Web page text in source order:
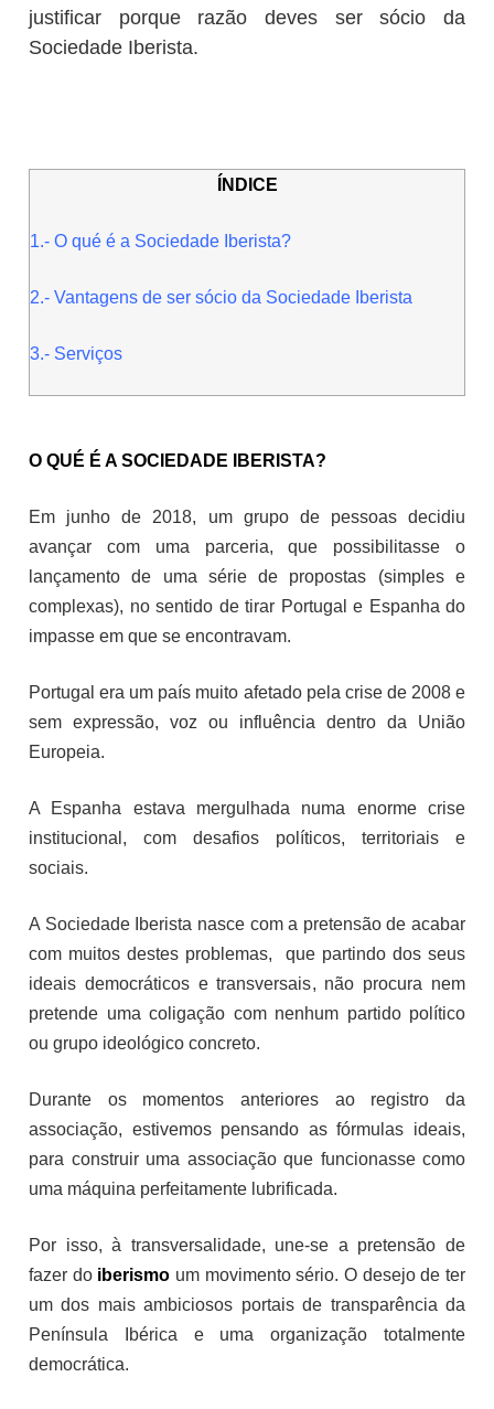
justificar porque razão deves ser sócio da
Sociedade Iberista.
ÍNDICE
1.- O qué é a Sociedade Iberista?
2.- Vantagens de ser sócio da Sociedade Iberista
3.- Serviços
O QUÉ É A SOCIEDADE IBERISTA?
Em junho de 2018, um grupo de pessoas decidiu
avançar com uma parceria, que possibilitasse o
lançamento de uma série de propostas (simples e
complexas), no sentido de tirar Portugal e Espanha do
impasse em que se encontravam.
Portugal era um país muito afetado pela crise de 2008 e
sem expressão, voz ou influência dentro da União
Europeia.
A Espanha estava mergulhada numa enorme crise
institucional, com desafios políticos, territoriais e
sociais.
A Sociedade Iberista nasce com a pretensão de acabar
com muitos destes problemas, que partindo dos seus
ideais democráticos e transversais, não procura nem
pretende uma coligação com nenhum partido político
ou grupo ideológico concreto.
Durante os momentos anteriores ao registro da
associação, estivemos pensando as fórmulas ideais,
para construir uma associação que funcionasse como
uma máquina perfeitamente lubrificada.
Por isso, à transversalidade, une-se a pretensão de
fazer do iberismo um movimento sério. O desejo de ter
um dos mais ambiciosos portais de transparência da
Península Ibérica e uma organização totalmente
democrática.